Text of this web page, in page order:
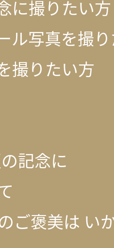
に撮りたい方
ル写真を撮
撮りたい方
記念に
ご褒美は い